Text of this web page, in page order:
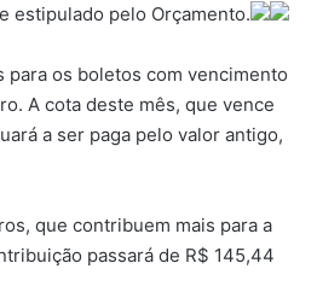
estipulado pelo Orçamento.
para os boletos com vencimento
A cota deste mês, que vence
a ser paga pelo valor antigo,
que contribuem mais para a
passará de R$ 145,44